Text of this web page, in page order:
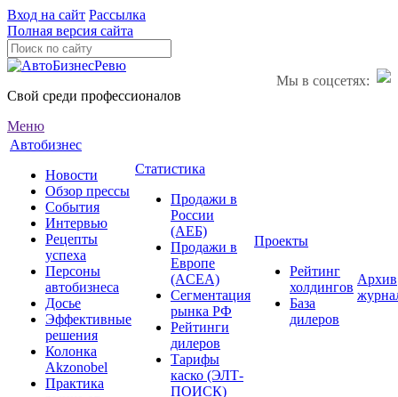
Вход на сайт Рассылка
Полная версия сайта
Мы в соцсетях:
Свой среди профессионалов
Меню
Автобизнес
Новости
Обзор прессы
События
Интервью
Рецепты
успеха
Персоны
автобизнеса
Досье
Эффективные
решения
Колонка
Akzonobel
Практика
Статистика
Продажи в
России
(АЕБ)
Продажи в
Европе
(ACEA)
Сегментация
рынка РФ
Рейтинги
дилеров
Тарифы
каско (ЭЛТ-
ПОИСК)
Проекты
Рейтинг
холдингов
База
дилеров
Архив